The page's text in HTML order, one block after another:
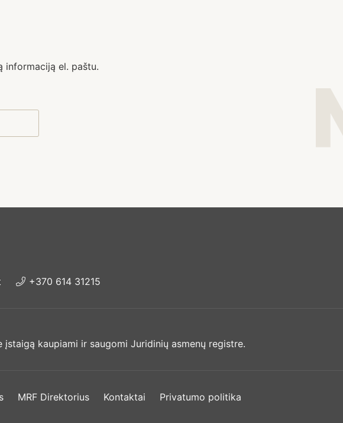
informaciją el. paštu.
+370 614 31215
įstaigą kaupiami ir saugomi Juridinių asmenų registre.
MRF Direktorius Kontaktai Privatumo politika